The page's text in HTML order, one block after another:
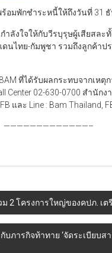
อมพักชำระหนี้ให้ถึงวันที่ 31
ใจให้กับวีรบุรุษผู้เสียสละทั้
ไทย-กัมพูชา รวมถึงลูกค้าป
ที่ได้รับผลกระทบจากเหตุก
Center 02-630-0700 สำนั
และ Line : Bam Thailand,
วม 2 โครงการใหญ่ของคปภ.
บภารกิจท้าทาย ‘จัดระเบียบส